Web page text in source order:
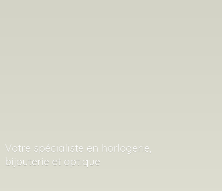
Votre spécialiste en horlogerie,
bijouterie et optique